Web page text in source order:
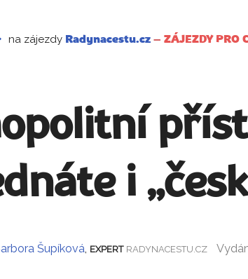
na zájezdy Radynacestu.cz – ZÁJEZDY PRO
i
Šupíková, EXPERT RADYNACESTU.CZ